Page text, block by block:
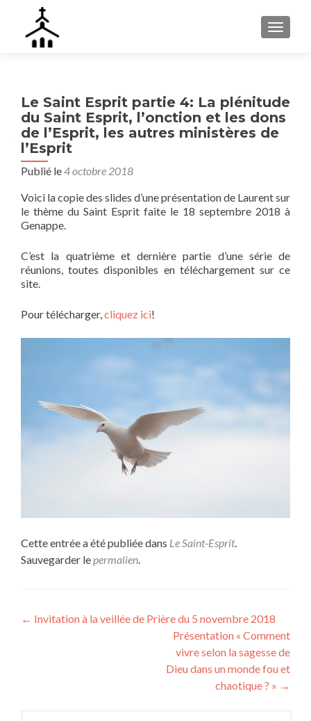
Le Saint Esprit partie 4: La plénitude
du Saint Esprit, l’onction et les dons
de l’Esprit, les autres ministères de
l’Esprit
Publié le4 octobre 2018
Voici la copie des slides d’une présentation de Laurent sur
le thème du Saint Esprit faite le 18 septembre 2018 à
Genappe.
C’est la quatrième et dernière partie d’une série de
réunions, toutes disponibles en téléchargement sur ce
site.
Pour télécharger,cliquez ici!
Cette entrée a été publiée dans Le Saint-Esprit.
Sauvegarder le permalien
Navigation
← Invitation à la veillée de Prière du 5 novembre 2018
Présentation « Comment
vivre selon la sagesse de
Dieu dans un monde fou et
chaotique ? » →